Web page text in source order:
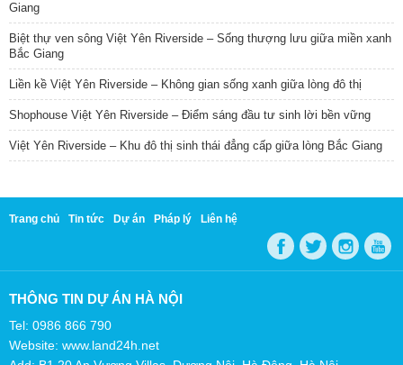
Giang
Biệt thự ven sông Việt Yên Riverside – Sống thượng lưu giữa miền xanh
Bắc Giang
Liền kề Việt Yên Riverside – Không gian sống xanh giữa lòng đô thị
Shophouse Việt Yên Riverside – Điểm sáng đầu tư sinh lời bền vững
Việt Yên Riverside – Khu đô thị sinh thái đẳng cấp giữa lòng Bắc Giang
Trang chủ Tin tức Dự án Pháp lý Liên hệ
THÔNG TIN DỰ ÁN HÀ NỘI
Tel: 0986 866 790
Website: www.land24h.net